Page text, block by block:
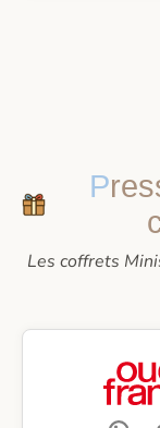
Presse, partenaires et
Les coffrets